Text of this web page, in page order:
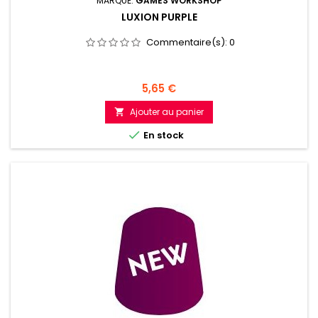
LUXION PURPLE
Commentaire(s): 0
Prix
5,65 €
 Ajouter au panier
 En stock